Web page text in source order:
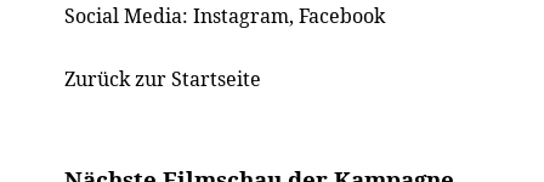
Social Media: Instagram, Facebook
Zurück zur Startseite